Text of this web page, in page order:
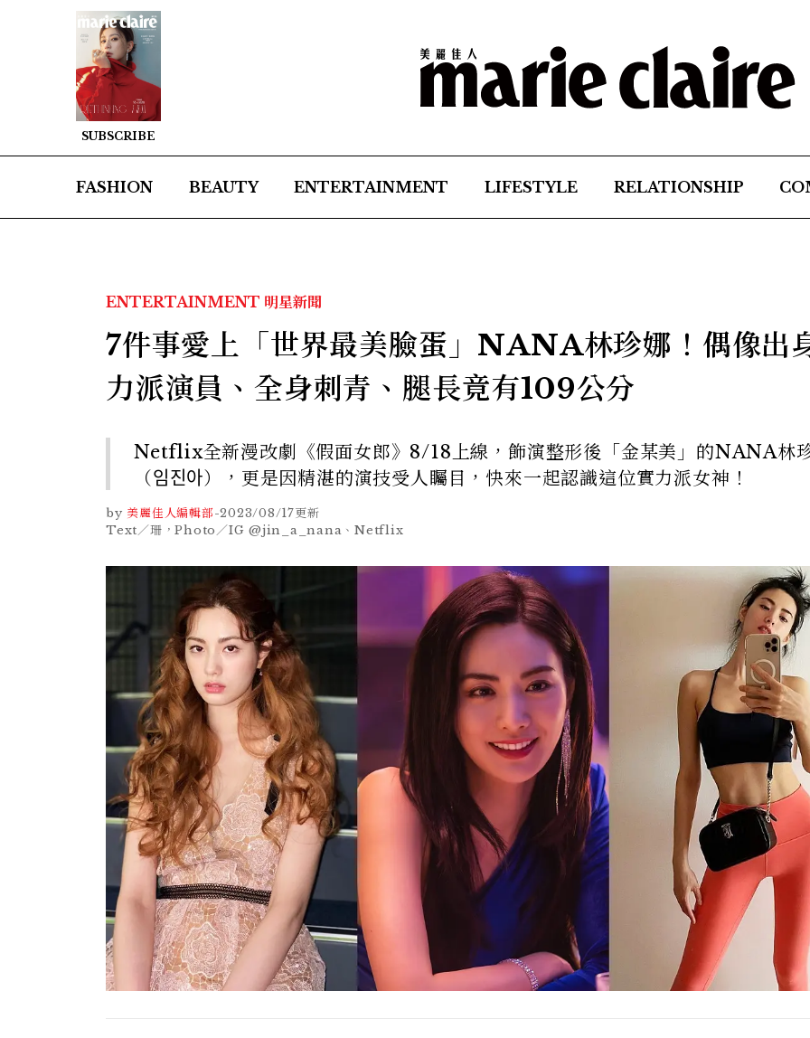
SUBSCRIBE
FASHION BEAUTY ENTERTAINMENT LIFESTYLE RELATIONSHIP
ENTERTAINMENT 明星新聞
7件事愛上「世界最美臉蛋」NANA林珍娜！偶像出
力派演員、全身刺青、腿長竟有109公分
Netflix全新漫改劇《假面女郎》8/18上線，飾演整形後「金某美」的NANA林
（임진아），更是因精湛的演技受人矚目，快來一起認識這位實力派女神！
by 美麗佳人編輯部-2023/08/17更新
Text／珊，Photo／IG @jin_a_nana、Netflix